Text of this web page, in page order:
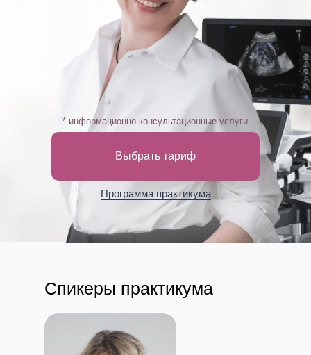
Выбрать тариф
Программа практикума
* информационно-консультационные услуги
Спикеры практикума